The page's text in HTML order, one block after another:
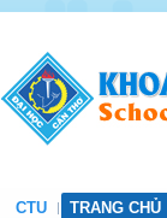
CTU TRANG CHỦ